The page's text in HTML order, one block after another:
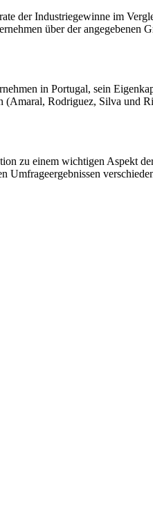
der Industriegewinne im
über der angegebenen
in Portugal, sein
(Amaral, Rodriguez, Silva und
zu einem wichtigen Aspekt
Umfrageergebnissen